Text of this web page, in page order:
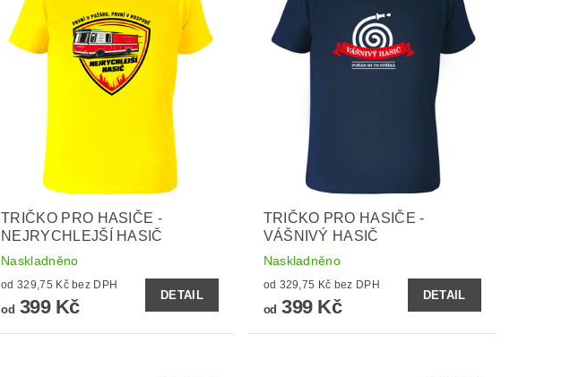
TRIČKO PRO HASIČE -
NEJRYCHLEJŠÍ HASIČ
Naskladněno
od 329,75 Kč bez DPH
od 399 Kč
DETAIL
TRIČKO PRO HASIČE -
VÁŠNIVÝ HASIČ
Naskladněno
od 329,75 Kč bez DPH
od 399 Kč
DETAIL